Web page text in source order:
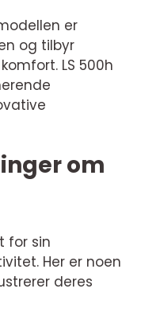
er
og tilbyr
LS 500h
om
for sin
Her er noen
deres